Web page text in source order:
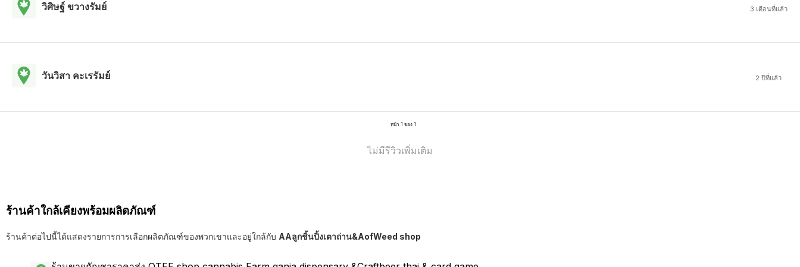
วิศิษฐ์ ขวางรัมย์ 3 เดือนที่แล้ว
วันวิสา คะเรรัมย์ 2 ปีที่แล้ว
หน้า 1 ของ 1
ไม่มีรีวิวเพิ่มเติม
ร้านค้าใกล้เคียงพร้อมผลิตภัณฑ์
ร้านค้าต่อไปนี้ได้แสดงรายการการเลือกผลิตภัณฑ์ของพวกเขาและอยู่ใกล้กับ AAลูกชิ้นปิ้งเตาถ่าน&AofWeed shop